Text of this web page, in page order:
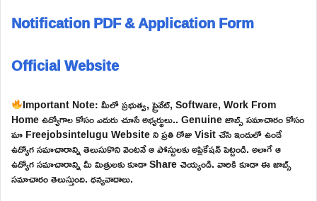
Notification PDF & Application Form
Official Website
Important Note: మీలో ప్రభుత్వ, ప్రైవేట్, Software, Work From
Home ఉద్యోగాల కోసం ఎదురు చూసే అభ్యర్థులు.. Genuine జాబ్స్ సమాచారం కోసం
మా Freejobsintelugu Website ని ప్రతి రోజు Visit చేసి ఇందులో ఉండే
ఉద్యోగ సమాచారాన్ని తెలుసుకొని వెంటనే ఆ పోస్టులకు అప్లికేషన్ పెట్టండి. అలాగే ఆ
ఉద్యోగ సమాచారాన్ని మీ మిత్రులకు కూడా Share చెయ్యండి. వారికి కూడా ఈ జాబ్స్
సమాచారం తెలుస్తుంది. ధన్యవాదాలు.